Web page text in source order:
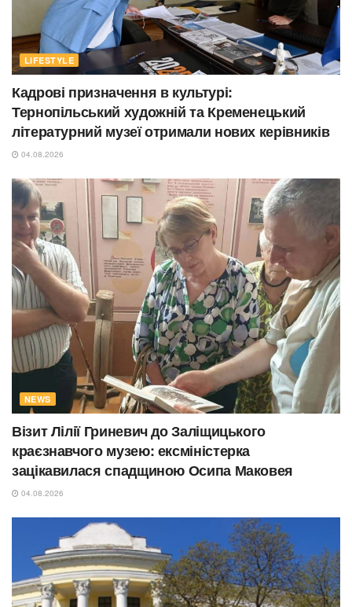
LIFESTYLE
Кадрові призначення в культурі:
Тернопільський художній та Кременецький
літературний музеї отримали нових керівників
04.08.2026
NEWS
Візит Лілії Гриневич до Заліщицького
краєзнавчого музею: ексміністерка
зацікавилася спадщиною Осипа Маковея
04.08.2026